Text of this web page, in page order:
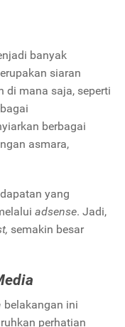
banyak
siaran
di mana saja, seperti
berbagai
asmara,
yang
adsense. Jadi,
semakin besar
belakangan ini
perhatian